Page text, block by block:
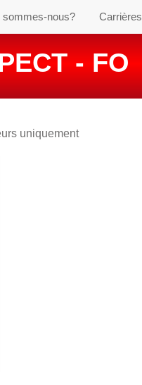
sommes-nous? Carrières
- FO
uniquement